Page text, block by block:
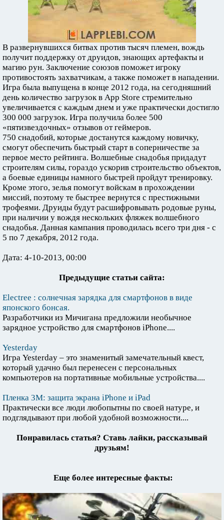
В развернувшихся битвах против тысяч племен, вождь
получит поддержку от друидов, знающих артефакты и
магию рун. Заключение союзов поможет игроку
противостоять захватчикам, а также поможет в нападении.
Игра была выпущена в конце 2012 года, на сегодняшний
день количество загрузок в App Store стремительно
увеличивается с каждым днем и уже практически достигло
300 000 загрузок. Игра получила более 500
«пятизвездочных» отзывов от геймеров.
750 снадобий, которые достанутся каждому новичку,
смогут обеспечить быстрый старт в соперничестве за
первое место рейтинга. Волшебные снадобья придадут
строителям силы, гораздо ускорив строительство объектов,
а боевые единицы намного быстрей пройдут тренировку.
Кроме этого, зелья помогут войскам в прохождении
миссий, поэтому те быстрее вернутся с престижными
трофеями. Друиды будут расшифровывать родовые руны,
при наличии у вождя нескольких фляжек волшебного
снадобья. Данная кампания проводилась всего три дня - с
5 по 7 декабря, 2012 года.
Дата: 4-10-2013, 00:00
Предыдущие статьи сайта:
Electree : солнечная зарядка для смартфонов в виде
японского бонсая.
Разработчики из Мичигана предложили необычное
зарядное устройство для смартфонов iPhone....
Yesterday
Игра Yesterday – это знаменитый замечательный квест,
который удачно был перенесен с персональных
компьютеров на портативные мобильные устройства....
Пленка 3М: защита экрана iPhone и iPad
Практически все люди любопытны по своей натуре, и
подглядывают при любой удобной возможности....
Понравилась статья? Ставь лайки, рассказывай
друзьям!
Еще более интересные факты: